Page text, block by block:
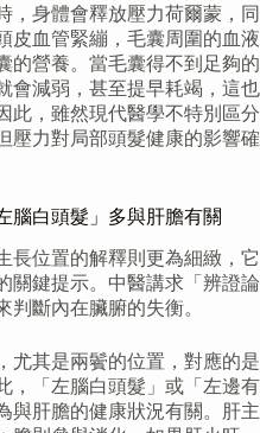
，身體會釋放壓力荷爾蒙，同
皮血管緊繃，毛囊周圍的血液
的營養。當毛囊得不到足夠的
會減弱，甚至提早耗竭，這也
此，雖然現代醫學不特別區分
壓力對局部頭髮健康的影響確
腦白頭髮」多與肝膽有關
長位置的解釋則更為細緻，它
關鍵提示。中醫講求「辨證論
斷內在臟腑的失衡。
尤其是兩鬢的位置，對應的是
，「左腦白頭髮」或「左邊有
與肝膽的健康狀況有關。肝主